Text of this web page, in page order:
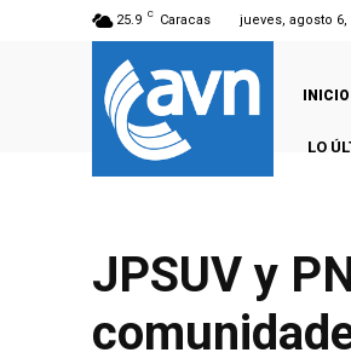
25.9 C Caracas jueves, agosto 6,
INICIO
LO
JPSUV y